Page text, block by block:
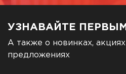
УЗНАВАЙТЕ
А также о новинках,
предложениях